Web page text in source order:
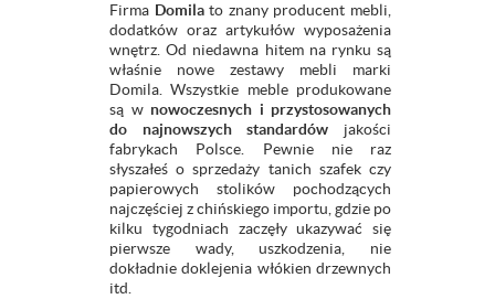
Firma Domilato znany producent mebli,
dodatków oraz artykułów wyposażenia
wnętrz. Od niedawna hitem na rynku są
właśnie nowe zestawy mebli marki
Domila. Wszystkie meble produkowane
są wnowoczesnych i przystosowanych
do najnowszych standardów jakości
fabrykach Polsce. Pewnie nie raz
słyszałeś o sprzedaży tanich szafek czy
papierowych stolików pochodzących
najczęściej z chińskiego importu, gdzie po
kilku tygodniach zaczęły ukazywać się
pierwsze wady, uszkodzenia, nie
dokładnie doklejenia włókien drzewnych
itd.